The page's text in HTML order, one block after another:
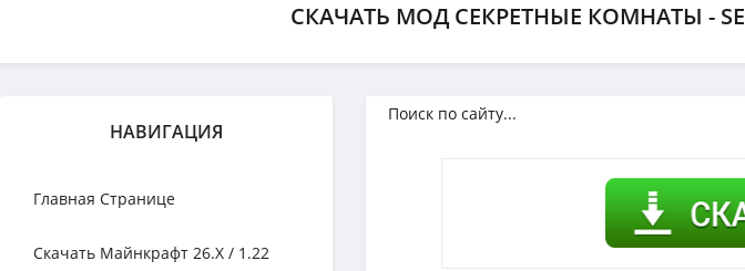
СКАЧАТЬ МОД СЕКРЕТНЫЕ КОМНАТЫ -
НАВИГАЦИЯ
Главная Странице
Скачать Майнкрафт 26.Х / 1.22